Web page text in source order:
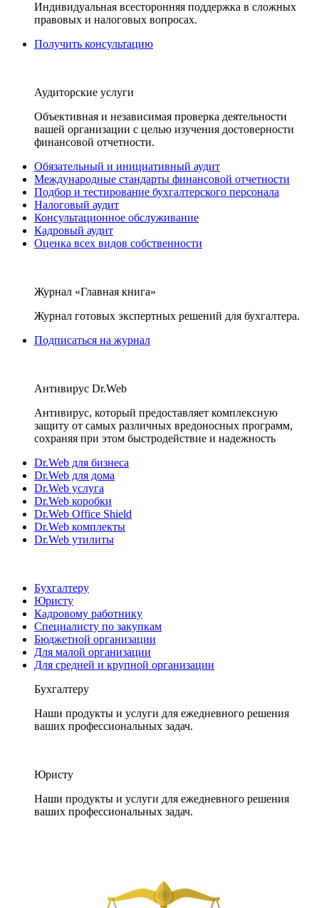
Индивидуальная всесторонняя поддержка в сложных
правовых и налоговых вопросах.
Получить консультацию
Аудиторские услуги
Объективная и независимая проверка деятельности
вашей организации с целью изучения достоверности
финансовой отчетности.
Обязательный и инициативный аудит
Международные стандарты финансовой отчетности
Подбор и тестирование бухгалтерского персонала
Налоговый аудит
Консультационное обслуживание
Кадровый аудит
Оценка всех видов собственности
Журнал «Главная книга»
Журнал готовых экспертных решений для бухгалтера.
Подписаться на журнал
Антивирус Dr.Web
Антивирус, который предоставляет комплексную
защиту от самых различных вредоносных программ,
сохраняя при этом быстродействие и надежность
Dr.Web для бизнеса
Dr.Web для дома
Dr.Web услуга
Dr.Web коробки
Dr.Web Office Shield
Dr.Web комплекты
Dr.Web утилиты
Бухгалтеру
Юристу
Кадровому работнику
Специалисту по закупкам
Бюджетной организации
Для малой организации
Для средней и крупной организации
Бухгалтеру
Наши продукты и услуги для ежедневного решения
ваших профессиональных задач.
Юристу
Наши продукты и услуги для ежедневного решения
ваших профессиональных задач.